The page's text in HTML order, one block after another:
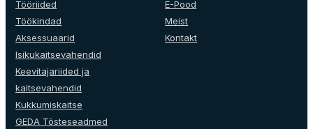
Tööriided
Töökindad
Aksessuaarid
Isikukaitsevahendid
Keevitajariided ja
kaitsevahendid
Kukkumiskaitse
GEDA Tõsteseadmed
E-Pood
Meist
Kontakt